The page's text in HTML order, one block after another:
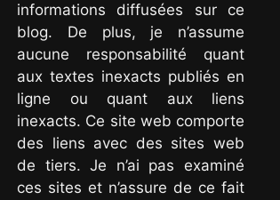
informations diffusées sur ce
blog. De plus, je n’assume
aucune responsabilité quant
aux textes inexacts publiés en
ligne ou quant aux liens
inexacts. Ce site web comporte
des liens avec des sites web
de tiers. Je n’ai pas examiné
ces sites et n’assure de ce fait